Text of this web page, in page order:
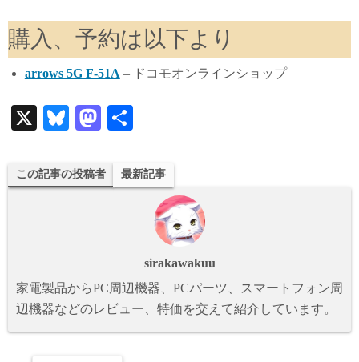
購入、予約は以下より
arrows 5G F-51A – ドコモオンラインショップ
X
Bl
sk
y
M
to
do
この記事の投稿者 最新記事
sirakawakuu
家電製品からPC周辺機器、PCパーツ、スマートフォン周
辺機器などのレビュー、特価を交えて紹介しています。